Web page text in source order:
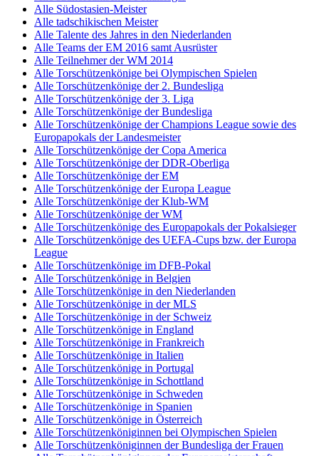
Alle Südostasien-Meister
Alle tadschikischen Meister
Alle Talente des Jahres in den Niederlanden
Alle Teams der EM 2016 samt Ausrüster
Alle Teilnehmer der WM 2014
Alle Torschützenkönige bei Olympischen Spielen
Alle Torschützenkönige der 2. Bundesliga
Alle Torschützenkönige der 3. Liga
Alle Torschützenkönige der Bundesliga
Alle Torschützenkönige der Champions League sowie des
Europapokals der Landesmeister
Alle Torschützenkönige der Copa America
Alle Torschützenkönige der DDR-Oberliga
Alle Torschützenkönige der EM
Alle Torschützenkönige der Europa League
Alle Torschützenkönige der Klub-WM
Alle Torschützenkönige der WM
Alle Torschützenkönige des Europapokals der Pokalsieger
Alle Torschützenkönige des UEFA-Cups bzw. der Europa
League
Alle Torschützenkönige im DFB-Pokal
Alle Torschützenkönige in Belgien
Alle Torschützenkönige in den Niederlanden
Alle Torschützenkönige in der MLS
Alle Torschützenkönige in der Schweiz
Alle Torschützenkönige in England
Alle Torschützenkönige in Frankreich
Alle Torschützenkönige in Italien
Alle Torschützenkönige in Portugal
Alle Torschützenkönige in Schottland
Alle Torschützenkönige in Schweden
Alle Torschützenkönige in Spanien
Alle Torschützenkönige in Österreich
Alle Torschützenköniginnen bei Olympischen Spielen
Alle Torschützenköniginnen der Bundesliga der Frauen